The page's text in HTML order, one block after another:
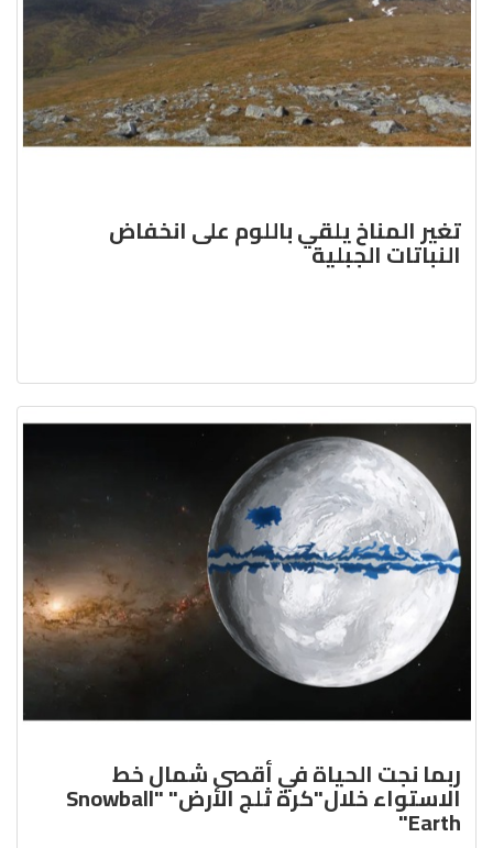
تغير المناخ يلقي باللوم على انخفاض
النباتات الجبلية
ربما نجت الحياة في أقصى شمال خط
الاستواء خلال"كرة ثلج الأرض" "Snowball
Earth"